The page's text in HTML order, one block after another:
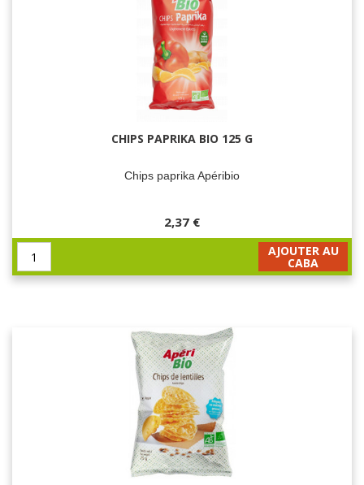
CHIPS PAPRIKA BIO 125 G
Chips paprika Apéribio
2,37 €
AJOUTER AU
CABA